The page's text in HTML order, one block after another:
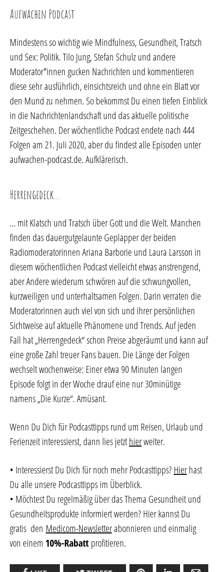
Aufwachen Podcast
Mindestens so wichtig wie Mindfulness, Gesundheit, Tratsch
und Sex: Politik. Tilo Jung, Stefan Schulz und andere
Moderator*innen gucken Nachrichten und kommentieren
diese sehr ausführlich, einsichtsreich und ohne ein Blatt vor
den Mund zu nehmen. So bekommst Du einen tiefen Einblick
in die Nachrichtenlandschaft und das aktuelle politische
Zeitgeschehen. Der wöchentliche Podcast endete nach 444
Folgen am 21. Juli 2020, aber du findest alle Episoden unter
aufwachen-podcast.de. Aufklärerisch.
Herrengedeck…
… mit Klatsch und Tratsch über Gott und die Welt. Manchen
finden das dauergutgelaunte Geplapper der beiden
Radiomoderatorinnen Ariana Barborie und Laura Larsson in
diesem wöchentlichen Podcast vielleicht etwas anstrengend,
aber Andere wiederum schwören auf die schwungvollen,
kurzweiligen und unterhaltsamen Folgen. Darin verraten die
Moderatorinnen auch viel von sich und ihrer persönlichen
Sichtweise auf aktuelle Phänomene und Trends. Auf jeden
Fall hat „Herrengedeck“ schon Preise abgeräumt und kann auf
eine große Zahl treuer Fans bauen. Die Länge der Folgen
wechselt wochenweise: Einer etwa 90 Minuten langen
Episode folgt in der Woche drauf eine nur 30minütige
namens „Die Kurze“. Amüsant.
Wenn Du Dich für Podcasttipps rund um Reisen, Urlaub und
Ferienzeit interessierst, dann lies jetzthierweiter.
• Interessierst Du Dich für noch mehr Podcasttipps?Hierhast
Du alle unsere Podcasttipps im Überblick.
• Möchtest Du regelmäßig über das Thema Gesundheit und
Gesundheitsprodukte informiert werden? Hier kannst Du
gratis den Medicom-Newsletterabonnieren und einmalig
von einem 10%-Rabatt profitieren.